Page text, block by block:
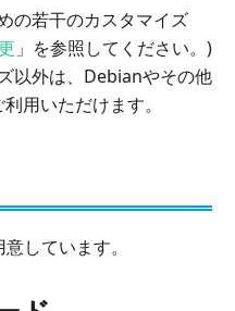
の若干のカスタマイズ
」を参照してください。)
以外は、Debianやその他
用いただけます。
しています。